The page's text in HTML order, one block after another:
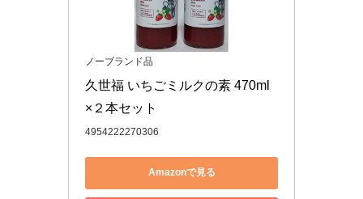
ノーブランド品
久世福 いちごミルクの素 470ml
×２本セット
4954222270306
Amazonで見る